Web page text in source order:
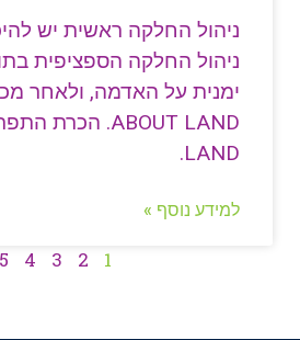
ניהול החלקה ראשית יש
ניהול החלקה הספציפית
ימנית על האדמה, ולאחר
LAND.
למידע נוסף »
1
2
3
4
5